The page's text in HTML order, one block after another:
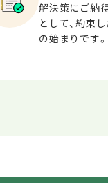
解決策にご納
として、約束
の始まりです。